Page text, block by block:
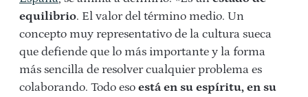
equilibrio. El valor del término medio. Un
concepto muy representativo de la cultura sueca
que defiende que lo más importante y la forma
más sencilla de resolver cualquier problema es
colaborando. Todo eso está en su espíritu, en su